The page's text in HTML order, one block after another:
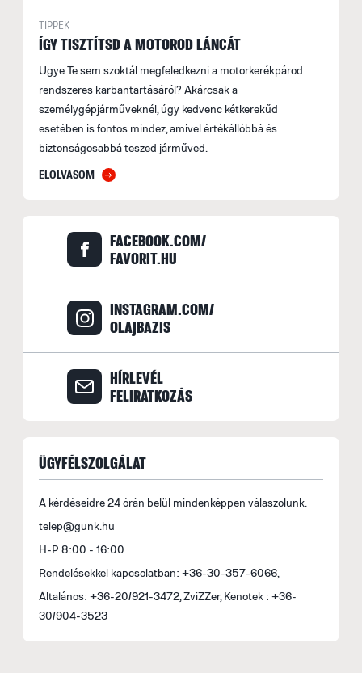
TIPPEK
ÍGY TISZTÍTSD A MOTOROD LÁNCÁT
Ugye Te sem szoktál megfeledkezni a motorkerékpárod
rendszeres karbantartásáról? Akárcsak a
személygépjárműveknél, úgy kedvenc kétkerekűd
esetében is fontos mindez, amivel értékállóbbá és
biztonságosabbá teszed járműved.
ELOLVASOM
FACEBOOK.COM/
FAVORIT.HU
INSTAGRAM.COM/
OLAJBAZIS
HÍRLEVÉL
FELIRATKOZÁS
ÜGYFÉLSZOLGÁLAT
A kérdéseidre 24 órán belül mindenképpen válaszolunk.
telep@gunk.hu
H-P 8:00 - 16:00
Rendelésekkel kapcsolatban: +36-30-357-6066,
Általános: +36-20/921-3472, ZviZZer, Kenotek : +36-
30/904-3523